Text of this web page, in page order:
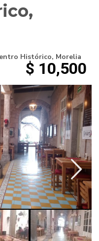
Histórico, Morelia
$ 10,500